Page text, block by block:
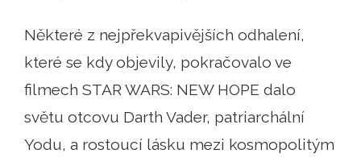
Některé z nejpřekvapivějších odhalení,
které se kdy objevily, pokračovalo ve
filmech STAR WARS: NEW HOPE dalo
světu otcovu Darth Vader, patriarchální
Yodu, a rostoucí lásku mezi kosmopolitým